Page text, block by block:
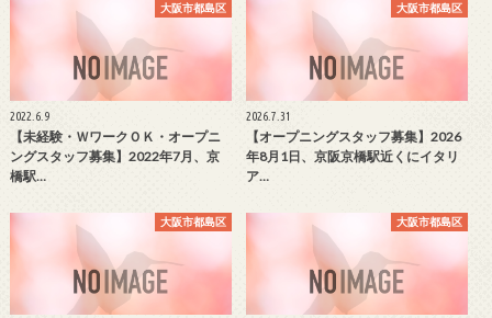
大阪市都島区
2022.6.9
【未経験・ＷワークＯＫ・オープニ
ングスタッフ募集】2022年7月、京
橋駅…
大阪市都島区
2026.7.31
【オープニングスタッフ募集】2026
年8月1日、京阪京橋駅近くにイタリ
ア…
大阪市都島区 大阪市都島区